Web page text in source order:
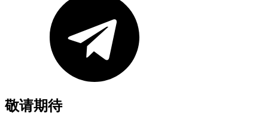
敬请期待